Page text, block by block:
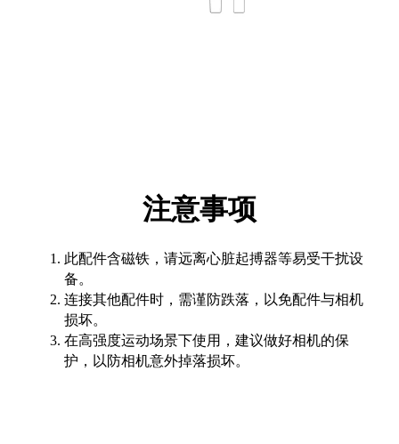
注意事项
此配件含磁铁，请远离心脏起搏器等易受干扰设
备。
连接其他配件时，需谨防跌落，以免配件与相机
损坏。
在高强度运动场景下使用，建议做好相机的保
护，以防相机意外掉落损坏。